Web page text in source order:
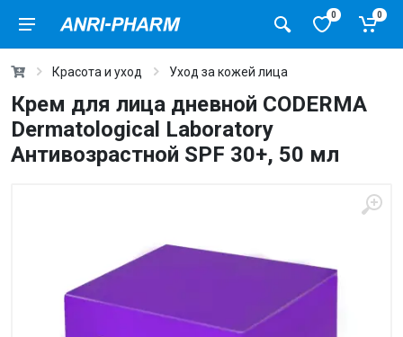
0 0
Красота и уход Уход за кожей лица
Крем для лица дневной CODERMA
Dermatological Laboratory
Антивозрастной SPF 30+, 50 мл